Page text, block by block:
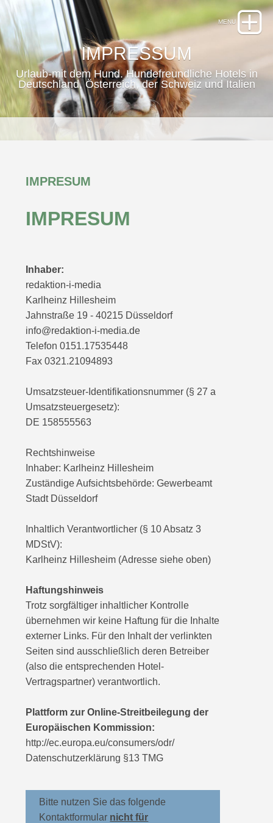
IMPRESSUM
Urlaub-mit dem Hund. Hundefreundliche Hotels in
Deutschland, Österreich, der Schweiz und Italien
IMPRESUM
IMPRESUM
Inhaber:
redaktion-i-media
Karlheinz Hillesheim
Jahnstraße 19 - 40215 Düsseldorf
info@redaktion-i-media.de
Telefon 0151.17535448
Fax 0321.21094893
Umsatzsteuer-Identifikationsnummer (§ 27 a
Umsatzsteuergesetz):
DE 158555563
Rechtshinweise
Inhaber: Karlheinz Hillesheim
Zuständige Aufsichtsbehörde: Gewerbeamt
Stadt Düsseldorf
Inhaltlich Verantwortlicher (§ 10 Absatz 3
MDStV):
Karlheinz Hillesheim (Adresse siehe oben)
Haftungshinweis
Trotz sorgfältiger inhaltlicher Kontrolle
übernehmen wir keine Haftung für die Inhalte
externer Links. Für den Inhalt der verlinkten
Seiten sind ausschließlich deren Betreiber
(also die entsprechenden Hotel-
Vertragspartner) verantwortlich.
Plattform zur Online-Streitbeilegung der
Europäischen Kommission:
http://ec.europa.eu/consumers/odr/
Datenschutzerklärung §13 TMG
Bitte nutzen Sie das folgende
Kontaktformular nicht für